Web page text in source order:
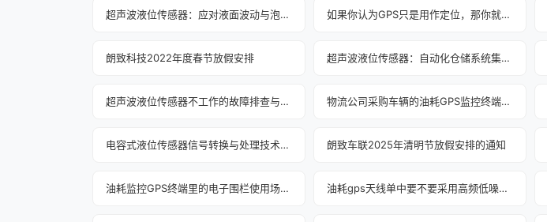
超声波液位传感器：应对液面波动与泡沫之策 如果你认为GPS只是用作定位，那你就错了
朗致科技2022年度春节放假安排 超声波液位传感器：自动化仓储系统集成的“智慧之眼”
超声波液位传感器不工作的故障排查与处理 物流公司采购车辆的油耗GPS监控终端指南（一）
电容式液位传感器信号转换与处理技术解析 朗致车联2025年清明节放假安排的通知
油耗监控GPS终端里的电子围栏使用场景说明 油耗gps天线单中要不要采用高频低噪声放大器